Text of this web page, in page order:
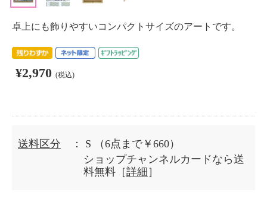
卓上にも飾りやすいコンパクトサイズのアートです。
¥2,970 (税込)
送料区分 ： S
（6点まで￥660）
ショップチャンネルカードなら送
料無料［詳細 ］